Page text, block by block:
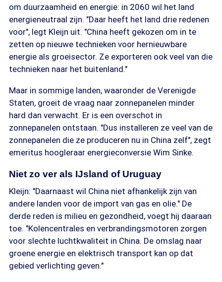
om duurzaamheid en energie: in 2060 wil het land
energieneutraal zijn. "Daar heeft het land drie redenen
voor", legt Kleijn uit. "China heeft gekozen om in te
zetten op nieuwe technieken voor hernieuwbare
energie als groeisector. Ze exporteren ook veel van die
technieken naar het buitenland."
Maar in sommige landen, waaronder de Verenigde
Staten, groeit de vraag naar zonnepanelen minder
hard dan verwacht. Er is een overschot in
zonnepanelen ontstaan. "Dus installeren ze veel van de
zonnepanelen die ze produceren nu in China zelf", zegt
emeritus hoogleraar energieconversie Wim Sinke.
Niet zo ver als IJsland of Uruguay
Kleijn: "Daarnaast wil China niet afhankelijk zijn van
andere landen voor de import van gas en olie." De
derde reden is milieu en gezondheid, voegt hij daaraan
toe. "Kolencentrales en verbrandingsmotoren zorgen
voor slechte luchtkwaliteit in China. De omslag naar
groene energie en elektrisch transport kan op dat
gebied verlichting geven."